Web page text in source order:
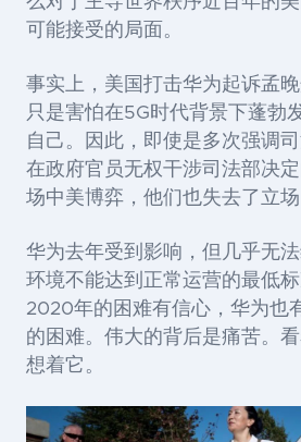
可能接受的局面。
事实上，美国打击华为起诉孟
只是害怕在5G时代背景下蓬勃
自己。因此，即使是多次强调
在政府官员无权干涉司法部决
场中美博弈，他们也失去了立场
华为去年受到影响，但几乎无
环境不能达到正常运营的最低
2020年的困难有信心，华为也
的困难。伟大的背后是痛苦。
想着它。